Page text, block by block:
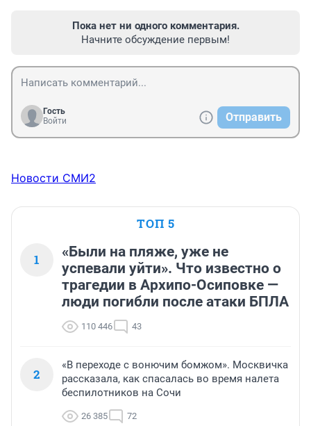
Пока нет ни одного комментария.
Начните обсуждение первым!
Гость
Войти
Отправить
Новости СМИ2
ТОП 5
1
«Были на пляже, уже не
успевали уйти». Что известно о
трагедии в Архипо-Осиповке —
люди погибли после атаки БПЛА
110 446 43
2
«В переходе с вонючим бомжом». Москвичка
рассказала, как спасалась во время налета
беспилотников на Сочи
26 385 72